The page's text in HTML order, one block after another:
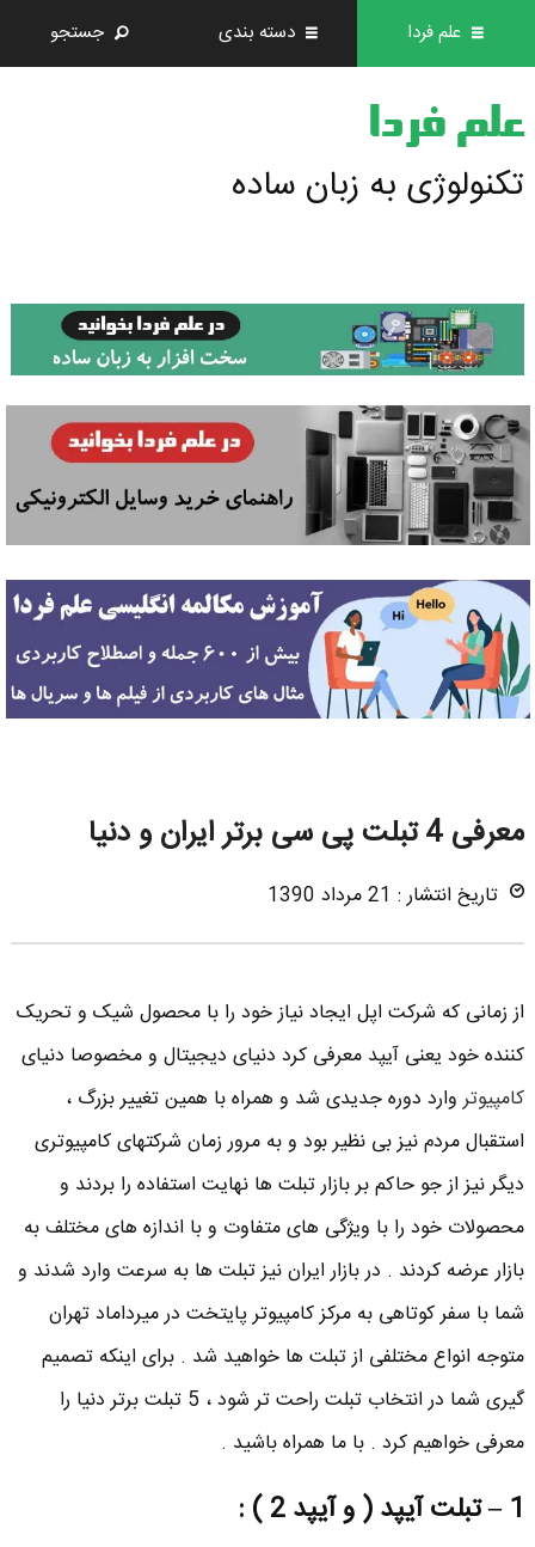
علم فردا دسته بندی جستجو
علم فردا
تکنولوژی به زبان ساده
معرفی 4 تبلت پی سی برتر ایران و دنیا
تاریخ انتشار : 21 مرداد 1390
از زمانی که شرکت اپل ایجاد نیاز خود را با محصول شیک و تحریک
کننده خود یعنی آیپد معرفی کرد دنیای دیجیتال و مخصوصا دنیای
کامپیوتروارد دوره جدیدی شد و همراه با همین تغییر بزرگ ،
استقبال مردم نیز بی نظیر بود و به مرور زمان شرکتهای کامپیوتری
دیگر نیز از جو حاکم بر بازار تبلت ها نهایت استفاده را بردند و
محصولات خود را با ویژگی های متفاوت و با اندازه های مختلف به
بازار عرضه کردند . در بازار ایران نیز تبلت ها به سرعت وارد شدند و
شما با سفر کوتاهی به مرکز کامپیوتر پایتخت در میرداماد تهران
متوجه انواع مختلفی از تبلت ها خواهید شد . برای اینکه تصمیم
گیری شما در انتخاب تبلت راحت تر شود ، 5 تبلت برتر دنیا را
معرفی خواهیم کرد . با ما همراه باشید .
1 – تبلت آیپد ( و آیپد 2 ) :